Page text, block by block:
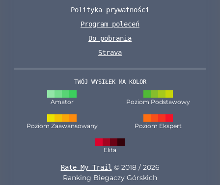
Polityka prywatności
Program poleceń
Do pobrania
Strava
TWÓJ WYSIŁEK MA KOLOR
Amator Poziom Podstawowy
Poziom Zaawansowany Poziom Ekspert
Elita
Rate My Trail © 2018 / 2026
Ranking Biegaczy Górskich